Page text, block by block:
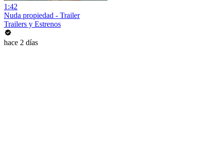
1:42
Nuda propiedad - Trailer
Trailers y Estrenos
hace 2 días